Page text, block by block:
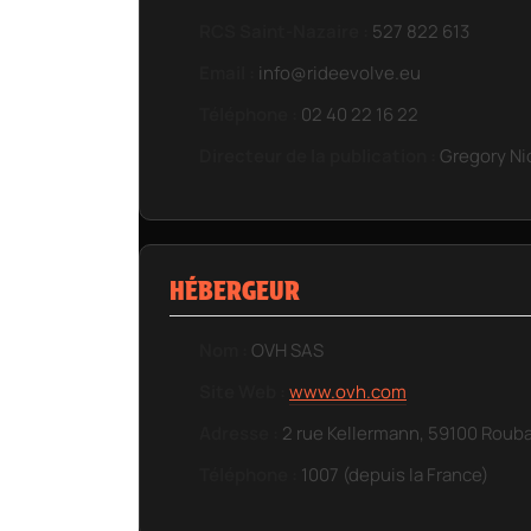
527 822 613
info@rideevolve.eu
02 40 22 16 22
Gregory
HÉBERGEUR
OVH SAS
www.ovh.com
2 rue Kellermann, 59100
1007 (depuis la France)